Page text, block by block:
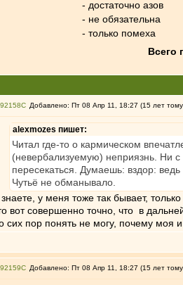
- достаточно азов
- не обязательна
- только помеха
Всего
92158 Добавлено: Пт 08 Апр 11, 18:27 (15 лет
alexmozes пишет:
Читал где-то о кармическом
(невербализуемую) неприязнь. Ни
пересекаться. Думаешь: вздор:
Чутьё не обманывало.
у меня тоже так бывает,
вот совершенно точно, что в
сих пор понять не могу, почему моя
92159 Добавлено: Пт 08 Апр 11, 18:27 (15 лет